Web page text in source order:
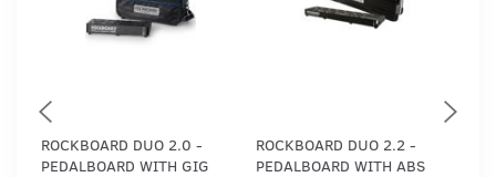
ROCKBOARD DUO 2.0 -
PEDALBOARD WITH GIG
ROCKBOARD DUO 2.2 -
PEDALBOARD WITH ABS